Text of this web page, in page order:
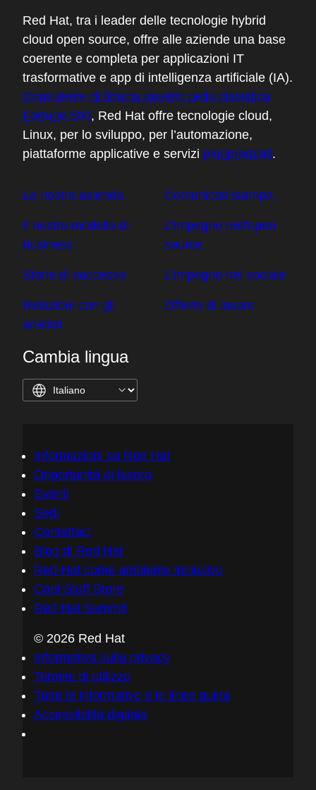
Red Hat, tra i leader delle tecnologie hybrid
cloud open source, offre alle aziende una base
coerente e completa per applicazioni IT
trasformative e app di intelligenza artificiale (IA).
Consulente di fiducia inserito nella classifica
Fortune 500, Red Hat offre tecnologie cloud,
Linux, per lo sviluppo, per l’automazione,
piattaforme applicative e servizi pluripremiati.
La nostra azienda
Il nostro modello di
business
Storie di successo
Relazioni con gli
analisti
Comunicati stampa
L'impegno nell'open
source
L’impegno nel sociale
Offerte di lavoro
Cambia lingua
Informazioni su Red Hat
Opportunità di lavoro
Eventi
Sedi
Contattaci
Blog di Red Hat
Red Hat come ambiente inclusivo
Cool Stuff Store
Red Hat Summit
© 2026 Red Hat
Informativa sulla privacy
Termini di utilizzo
Tutte le informative e le linee guida
Accessibilità digitale